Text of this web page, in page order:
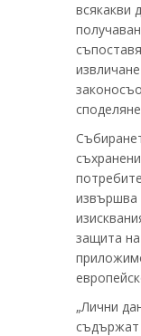
всякакви
извършва
защита
„Лични